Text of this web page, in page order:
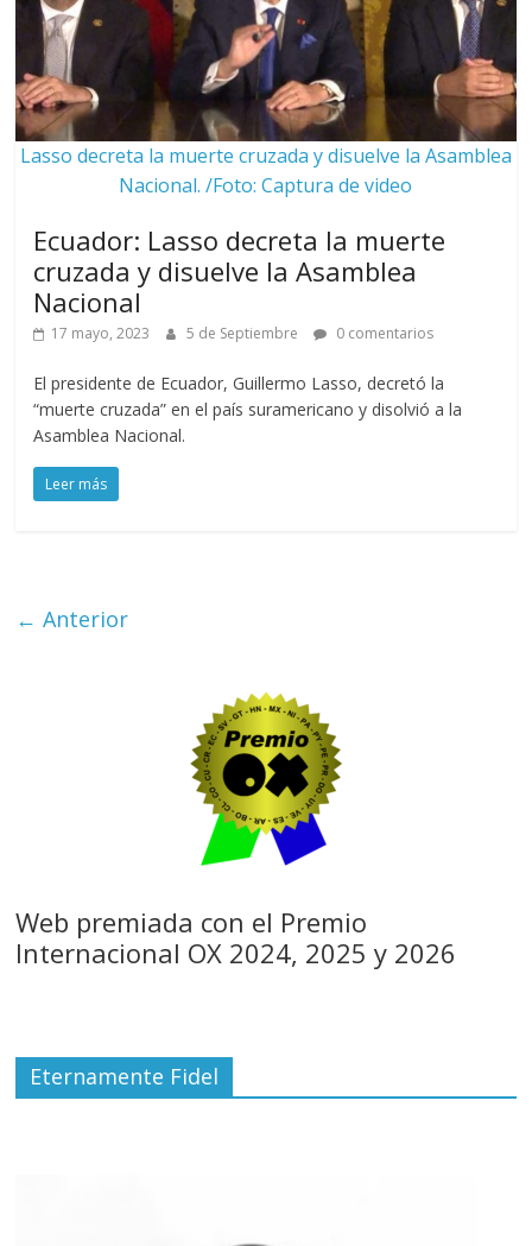
Lasso decreta la muerte cruzada y disuelve la Asamblea
Nacional. /Foto: Captura de video
Ecuador: Lasso decreta la muerte
cruzada y disuelve la Asamblea
Nacional
17 mayo, 2023 5 de Septiembre 0 comentarios
El presidente de Ecuador, Guillermo Lasso, decretó la
“muerte cruzada” en el país suramericano y disolvió a la
Asamblea Nacional.
Leer más
← Anterior
Web premiada con el Premio
Internacional OX 2024, 2025 y 2026
Eternamente Fidel